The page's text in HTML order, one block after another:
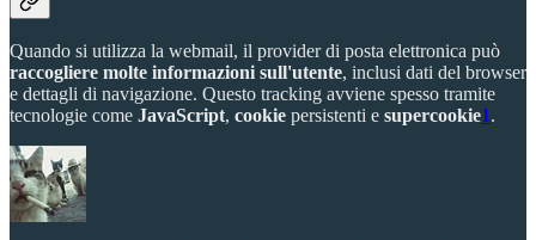
Quando si utilizza la webmail, il provider di posta elettronica può
raccogliere molte informazioni sull'utente, inclusi dati del browser
e dettagli di navigazione. Questo tracking avviene spesso tramite
tecnologie come JavaScript, cookie persistenti e supercookie1.